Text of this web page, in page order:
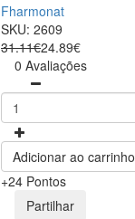
Fharmonat
SKU: 2609
31.11€24.89€
0 Avaliações
Adicionar ao carrinho
+24 Pontos
Partilhar